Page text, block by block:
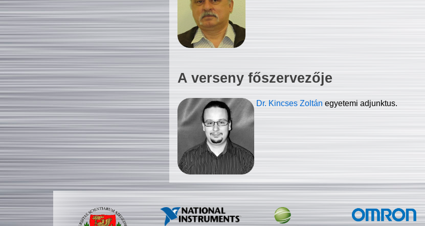
A verseny főszervezője
Dr. Kincses Zoltán egyetemi adjunktus.